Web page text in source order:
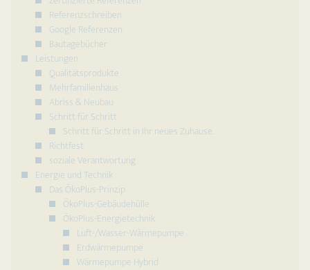
Referenzschreiben
Google Referenzen
Bautagebücher
Leistungen
Qualitätsprodukte
Mehrfamilienhaus
Abriss & Neubau
Schritt für Schritt
Schritt für Schritt in Ihr neues Zuhause.
Richtfest
soziale Verantwortung
Energie und Technik
Das ÖkoPlus-Prinzip
ÖkoPlus-Gebäudehülle
ÖkoPlus-Energietechnik
Luft-/Wasser-Wärmepumpe
Erdwärmepumpe
Wärmepumpe Hybrid